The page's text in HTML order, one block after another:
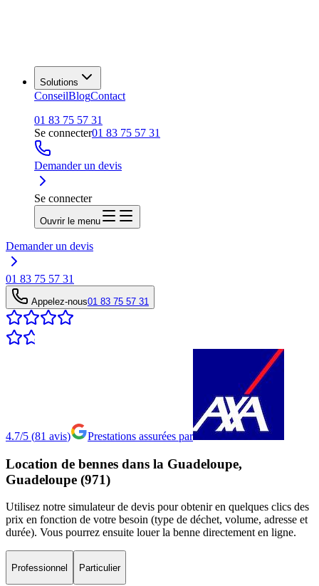
Solutions
ConseilBlogContact
01 83 75 57 31
Se connecter01 83 75 57 31
Demander un devis
Se connecter
Ouvrir le menu
Demander un devis
01 83 75 57 31
Appelez-nous01 83 75 57 31
4.7/5 (81 avis) Prestations assurées par
Location de bennes dans la Guadeloupe,
Guadeloupe (971)
Utilisez notre simulateur de devis pour obtenir en quelques clics des
prix en fonction de votre besoin (type de déchet, volume, adresse et
durée). Vous pourrez ensuite louer la benne directement en ligne.
Professionnel Particulier